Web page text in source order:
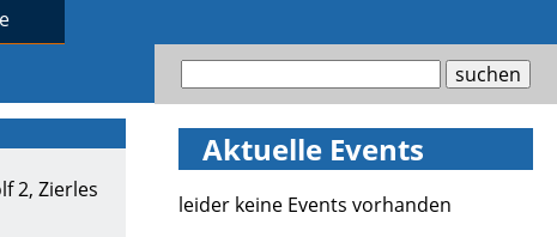
2, Zierles
Aktuelle Events
leider keine Events vorhanden